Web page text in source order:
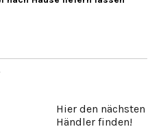
Hier den nächsten
Händler finden!